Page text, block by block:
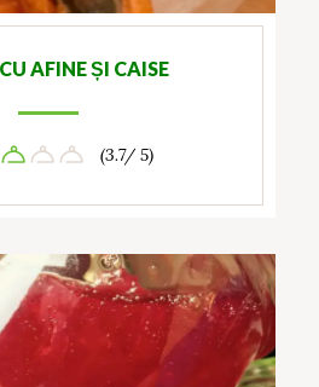
AFINE ȘI CAISE
(3.7/ 5)